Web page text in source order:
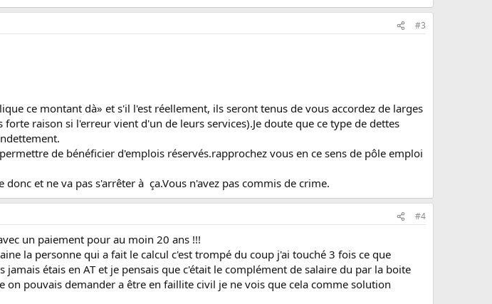
#3
ce montant dà» et s'il l'est réellement, ils seront tenus de vous accordez de larges
raison si l'erreur vient d'un de leurs services).Je doute que ce type de dettes
de bénéficier d'emplois réservés.rapprochez vous en ce sens de pôle emploi
et ne va pas s'arrêter à ça.Vous n'avez pas commis de crime.
#4
un paiement pour au moin 20 ans !!!
la personne qui a fait le calcul c'est trompé du coup j'ai touché 3 fois ce que
étais en AT et je pensais que c'était le complément de salaire du par la boite
on pouvais demander a être en faillite civil je ne vois que cela comme solution